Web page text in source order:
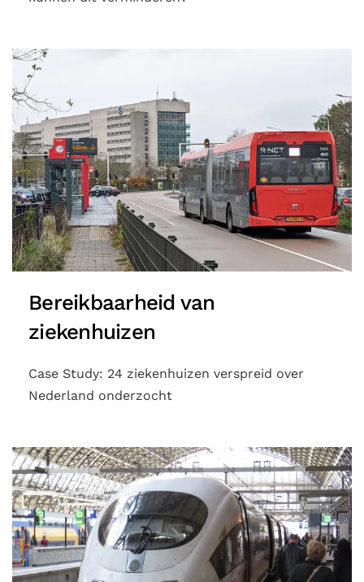
Bereikbaarheid van
ziekenhuizen
Case Study: 24 ziekenhuizen verspreid over
Nederland onderzocht